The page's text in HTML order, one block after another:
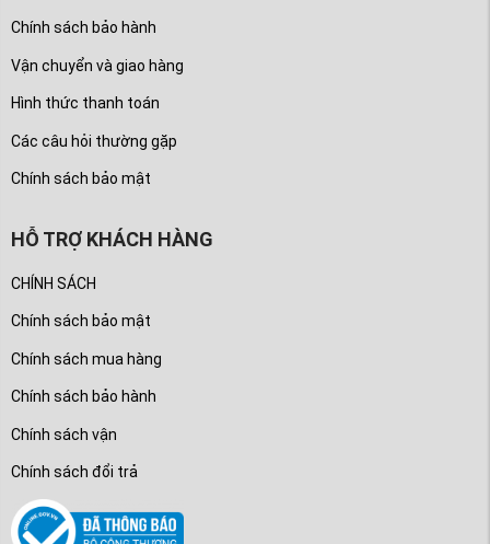
Chính sách bảo hành
Vận chuyển và giao hàng
Hình thức thanh toán
Các câu hỏi thường gặp
Chính sách bảo mật
HỖ TRỢ KHÁCH HÀNG
CHÍNH SÁCH
Chính sách bảo mật
Chính sách mua hàng
Chính sách bảo hành
Chính sách vận
Chính sách đổi trả